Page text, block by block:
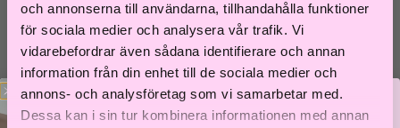
och annonserna till användarna, tillhandahålla funktioner
för sociala medier och analysera vår trafik. Vi
vidarebefordrar även sådana identifierare och annan
information från din enhet till de sociala medier och
annons- och analysföretag som vi samarbetar med.
Dessa kan i sin tur kombinera informationen med annan